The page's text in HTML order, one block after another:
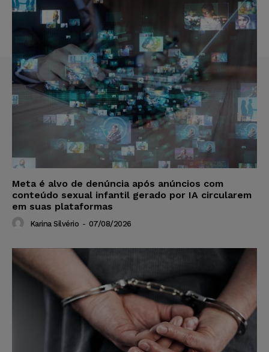
Meta é alvo de denúncia após anúncios com
conteúdo sexual infantil gerado por IA circularem
em suas plataformas
Karina Silvério - 07/08/2026